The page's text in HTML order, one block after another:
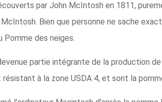
par John McIntosh en 1811,
Bien que personne ne sache
Pomme des neiges.
partie intégrante de la production
à la zone USDA 4, et sont la